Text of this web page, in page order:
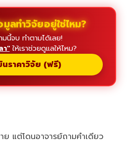
ลทำวิจัยอยู่ใช่ไหม?
นี้จบ ทำตามได้เลย!
า"ให้เราช่วยดูแลให้ไหม?
นราคาวิจัย (ฟรี)
แต่โดนอาจารย์ถามคำเดียว